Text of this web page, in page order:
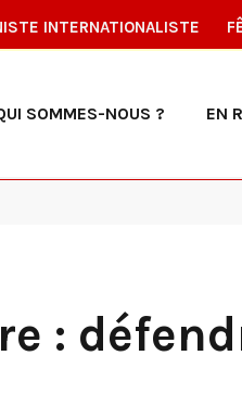
INTERNATIONALISTE
SOMMES-NOUS ? EN
: